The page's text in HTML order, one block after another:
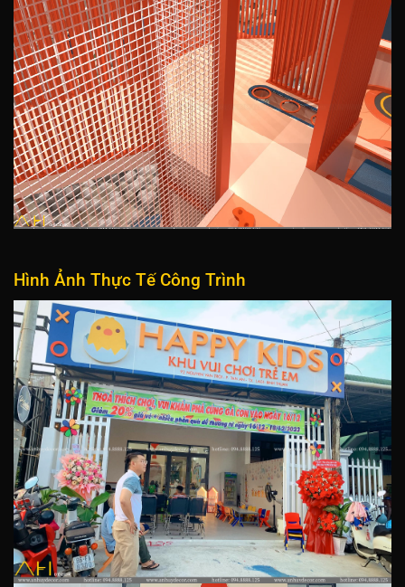
Hình Ảnh Thực Tế Công Trình